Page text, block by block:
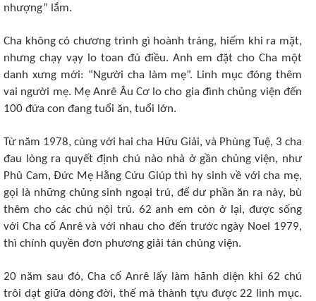
nhượng” lắm.
Cha không có chương trình gì hoành tráng, hiếm khi ra mặt,
nhưng chạy vạy lo toan đủ điều. Anh em đặt cho Cha một
danh xưng mới: “Người cha làm mẹ”. Linh mục đóng thêm
vai người mẹ. Mẹ Anrê Âu Cơ lo cho gia đình chủng viện đến
100 đứa con đang tuổi ăn, tuổi lớn.
Từ năm 1978, cùng với hai cha Hữu Giải, và Phùng Tuệ, 3 cha
đau lòng ra quyết định chú nào nhà ở gần chủng viện, như
Phủ Cam, Đức Mẹ Hằng Cứu Giúp thì hy sinh về với cha mẹ,
gọi là những chủng sinh ngoại trú, để dư phần ăn ra này, bù
thêm cho các chú nội trú. 62 anh em còn ở lại, được sống
với Cha cố Anrê và với nhau cho đến trước ngày Noel 1979,
thì chính quyền đơn phương giải tán chủng viện.
20 năm sau đó, Cha cố Anrê lấy làm hãnh diện khi 62 chú
trôi dạt giữa dòng đời, thế mà thành tựu được 22 linh mục.